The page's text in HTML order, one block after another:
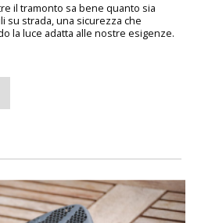
il tramonto sa bene quanto sia
su strada, una sicurezza che
la luce adatta alle nostre esigenze.